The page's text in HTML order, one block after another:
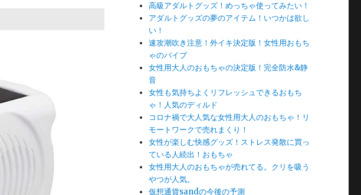
高級アダルトグッズ！めっちゃ使ってみたい！
アダルトグッズの夢のアイテム！いつかは欲し
い！
速攻潮吹き注意！外イキ決定版！女性用おもち
ゃのバイブ
女性用大人のおもちゃの決定版！完全防水&静
音
女性も気持ちよくリフレッシュできるおもち
ゃ！人気のディルド
コロナ禍で大人気な女性用大人のおもちゃ！リ
モートワークで売れまくり！
女性が楽しむ快感グッズ！ストレス発散に買っ
ている人続出！おもちゃ
女性用大人のおもちゃが売れてる。クリを吸う
やつが人気。
仮想通貨sandの今後の予測